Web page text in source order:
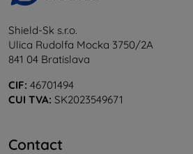
Shield-Sk s.r.o.
Ulica Rudolfa Mocka 3750/2A
841 04 Bratislava
CIF: 46701494
CUI TVA: SK2023549671
Contact